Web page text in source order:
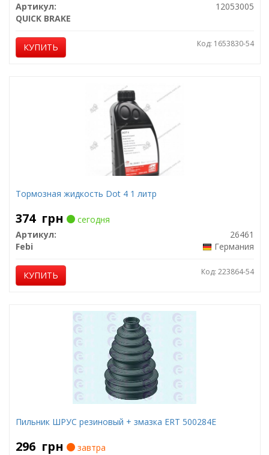
Артикул:
12053005
QUICK BRAKE
КУПИТЬ Код: 1653830-54
Тормозная жидкость Dot 4 1 литр
374 грн
сегодня
Артикул:
26461
Febi
Германия
КУПИТЬ Код: 223864-54
Пильник ШРУС резиновый + змазка ERT 500284E
296 грн
завтра